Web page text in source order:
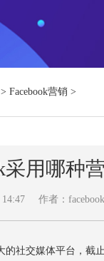
> Facebook营销 >
采用哪种
作者：
交媒体平台，截止